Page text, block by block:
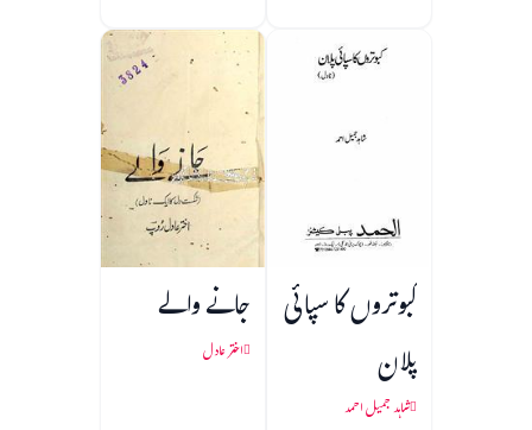
کبوتروں کا سپائی
پلان
شاہد جمیل احمد
جانے والے
اختر عادل